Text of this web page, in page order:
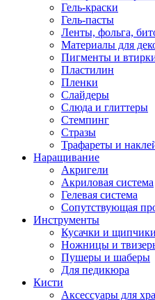
Гель-краски
Гель-пасты
Ленты, фольга,
Материалы для
Пигменты и
Пластилин
Пленки
Слайдеры
Слюда и глиттеры
Стемпинг
Стразы
Трафареты и
Наращивание
Акригели
Акриловая система
Гелевая система
Сопутствующая
Инструменты
Кусачки и щипчики
Ножницы и
Пушеры и шаберы
Для педикюра
Кисти
Аксессуары для